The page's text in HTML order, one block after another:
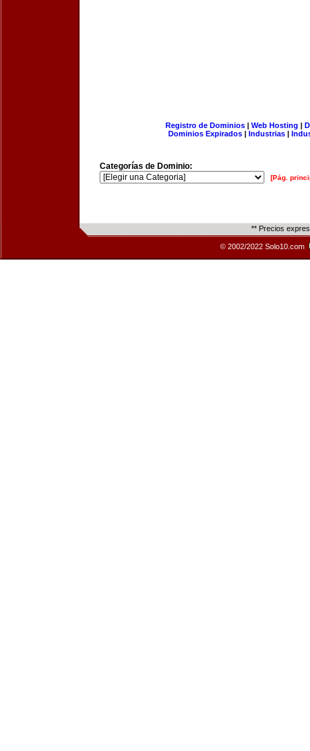
Registro de Dominios| Web Hosting |
Dominios Expirados | Industrias |
Categorías de Dominio:
[Pág.
** Precios
© 2002/2022 Solo10.com